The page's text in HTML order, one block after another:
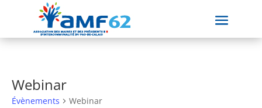
Webinar
Évènements Webinar